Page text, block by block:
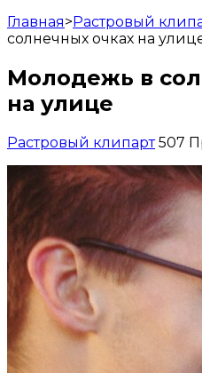
Главная>Растровый
солнечных очках на
Молодежь в
на улице
Растровый клипарт 507